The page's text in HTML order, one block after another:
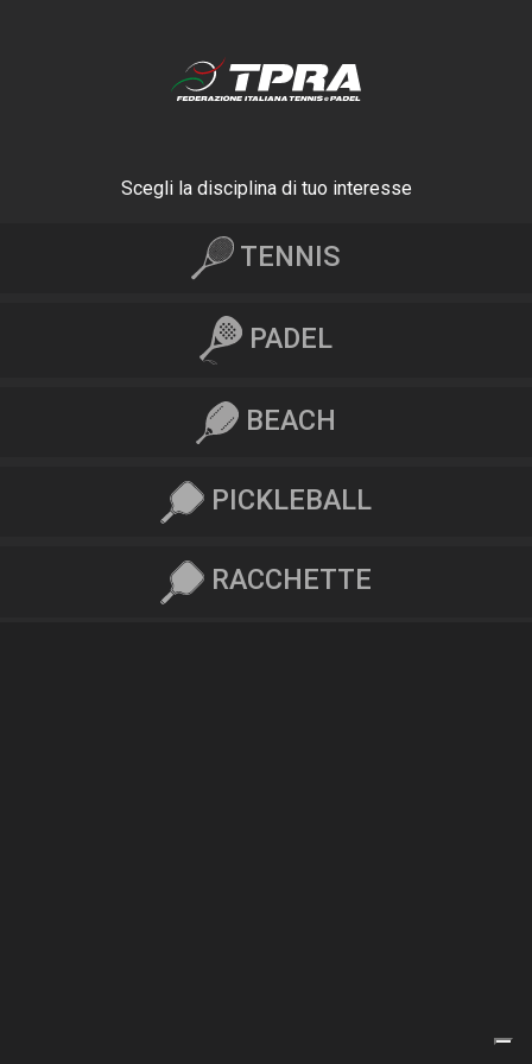
Scegli la disciplina di tuo interesse
TENNIS
PADEL
BEACH
PICKLEBALL
RACCHETTE